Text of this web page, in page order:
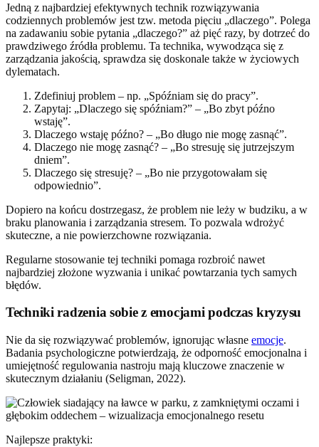
Jedną z najbardziej efektywnych technik rozwiązywania
codziennych problemów jest tzw. metoda pięciu „dlaczego”. Polega
na zadawaniu sobie pytania „dlaczego?” aż pięć razy, by dotrzeć do
prawdziwego źródła problemu. Ta technika, wywodząca się z
zarządzania jakością, sprawdza się doskonale także w życiowych
dylematach.
Zdefiniuj problem – np. „Spóźniam się do pracy”.
Zapytaj: „Dlaczego się spóźniam?” – „Bo zbyt późno
wstaję”.
Dlaczego wstaję późno? – „Bo długo nie mogę zasnąć”.
Dlaczego nie mogę zasnąć? – „Bo stresuję się jutrzejszym
dniem”.
Dlaczego się stresuję? – „Bo nie przygotowałam się
odpowiednio”.
Dopiero na końcu dostrzegasz, że problem nie leży w budziku, a w
braku planowania i zarządzania stresem. To pozwala wdrożyć
skuteczne, a nie powierzchowne rozwiązania.
Regularne stosowanie tej techniki pomaga rozbroić nawet
najbardziej złożone wyzwania i unikać powtarzania tych samych
błędów.
Techniki radzenia sobie z emocjami podczas kryzysu
Nie da się rozwiązywać problemów, ignorując własne emocje.
Badania psychologiczne potwierdzają, że odporność emocjonalna i
umiejętność regulowania nastroju mają kluczowe znaczenie w
skutecznym działaniu (Seligman, 2022).
Najlepsze praktyki: